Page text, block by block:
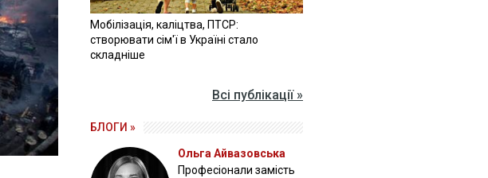
Мобілізація, каліцтва, ПТСР:
створювати сім'ї в Україні стало
складніше
Всі публікації »
БЛОГИ »
Ольга Айвазовська
Професіонали замість